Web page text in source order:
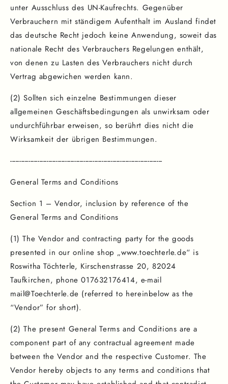
unter Ausschluss des UN-Kaufrechts. Gegenüber
Verbrauchern mit ständigem Aufenthalt im Ausland findet
das deutsche Recht jedoch keine Anwendung, soweit das
nationale Recht des Verbrauchers Regelungen enthält,
von denen zu Lasten des Verbrauchers nicht durch
Vertrag abgewichen werden kann.
(2) Sollten sich einzelne Bestimmungen dieser
allgemeinen Geschäftsbedingungen als unwirksam oder
undurchführbar erweisen, so berührt dies nicht die
Wirksamkeit der übrigen Bestimmungen.
-----------------------------------------------------------------------------------
General Terms and Conditions
Section 1 – Vendor, inclusion by reference of the
General Terms and Conditions
(1) The Vendor and contracting party for the goods
presented in our online shop „www.toechterle.de“ is
Roswitha Töchterle, Kirschenstrasse 20, 82024
Taufkirchen, phone 017632176414, e-mail
mail@Toechterle.de (referred to hereinbelow as the
“Vendor” for short).
(2) The present General Terms and Conditions are a
component part of any contractual agreement made
between the Vendor and the respective Customer. The
Vendor hereby objects to any terms and conditions that